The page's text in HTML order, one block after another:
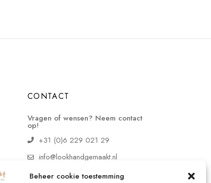
Beheer cookie toestemming
CONTACT
Vragen of wensen? Neem contact
op!
+31 (0)6 229 021 29
info@lookhandgemaakt.nl